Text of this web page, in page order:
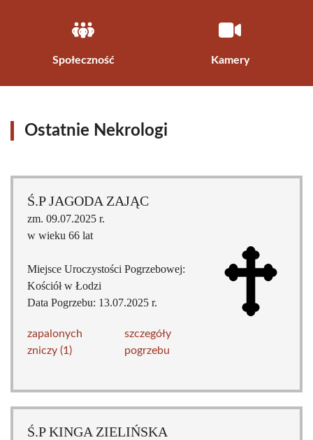
Społeczność Kamery
Ostatnie Nekrologi
Ś.P JAGODA ZAJĄC
zm. 09.07.2025 r.
w wieku 66 lat
Miejsce Uroczystości Pogrzebowej:
Kościół w Łodzi
Data Pogrzebu: 13.07.2025 r.
zapalonych
zniczy (1)
szczegóły
pogrzebu
Ś.P KINGA ZIELIŃSKA